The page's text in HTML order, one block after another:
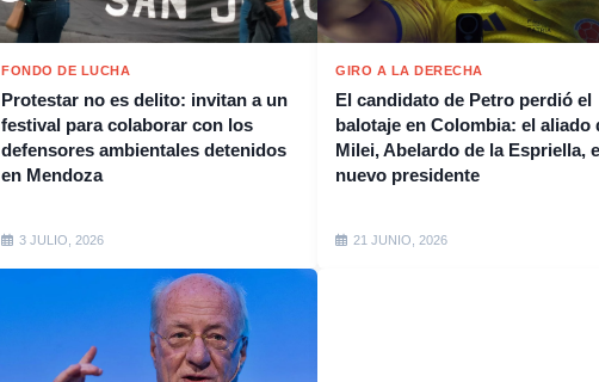
FONDO DE LUCHA
Protestar no es delito: invitan a un
festival para colaborar con los
defensores ambientales detenidos
en Mendoza
3 JULIO, 2026
GIRO A LA DERECHA
El candidato de Petro perdió el
balotaje en Colombia: el aliado
Milei, Abelardo de la Espriella,
nuevo presidente
21 JUNIO, 2026